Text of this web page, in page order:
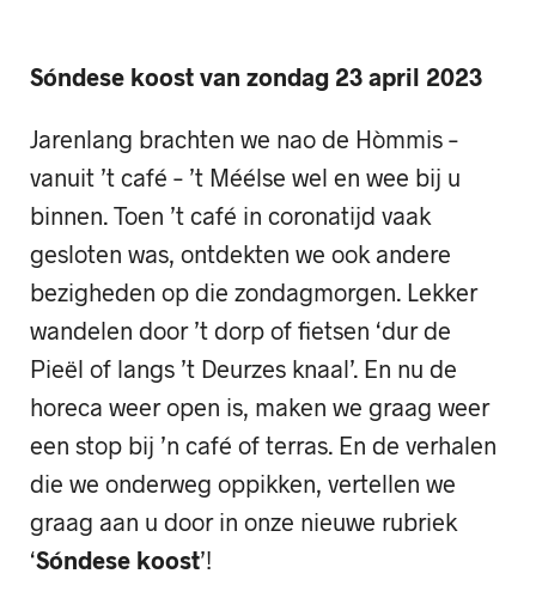
Sóndese koost van zondag 23 april 2023
Jarenlang brachten we nao de Hòmmis –
vanuit ’t café – ’t Méélse wel en wee bij u
binnen. Toen ’t café in coronatijd vaak
gesloten was, ontdekten we ook andere
bezigheden op die zondagmorgen. Lekker
wandelen door ’t dorp of fietsen ‘dur de
Pieël of langs ’t Deurzes knaal’. En nu de
horeca weer open is, maken we graag weer
een stop bij ’n café of terras. En de verhalen
die we onderweg oppikken, vertellen we
graag aan u door in onze nieuwe rubriek
‘Sóndese koost’!